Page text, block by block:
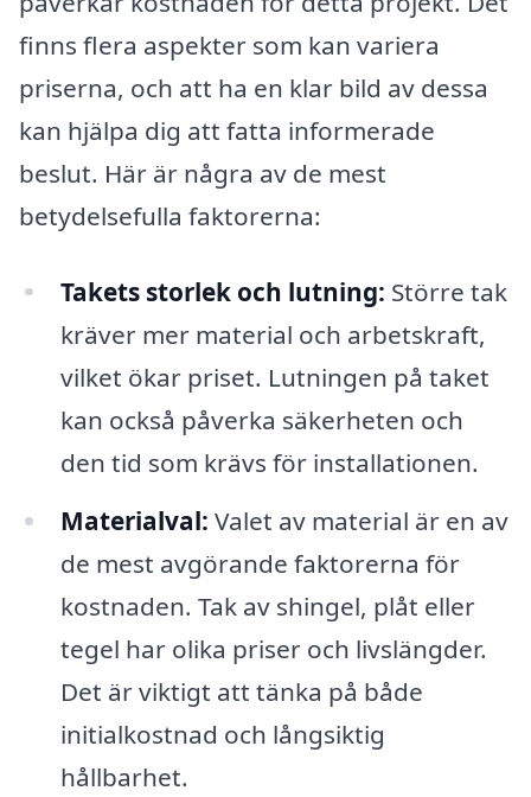
finns flera aspekter som kan variera
priserna, och att ha en klar bild av dessa
kan hjälpa dig att fatta informerade
beslut. Här är några av de mest
betydelsefulla faktorerna:
Takets storlek och lutning: Större tak
kräver mer material och arbetskraft,
vilket ökar priset. Lutningen på taket
kan också påverka säkerheten och
den tid som krävs för installationen.
Materialval: Valet av material är en av
de mest avgörande faktorerna för
kostnaden. Tak av shingel, plåt eller
tegel har olika priser och livslängder.
Det är viktigt att tänka på både
initialkostnad och långsiktig
hållbarhet.